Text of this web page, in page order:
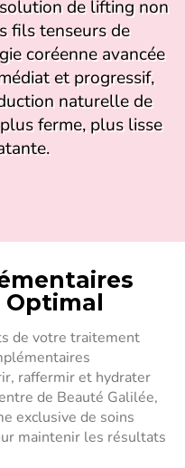
de lifting non
fils tenseurs de
coréenne avancée
et progressif,
naturelle de
ferme, plus lisse
de votre traitement
raffermir et hydrater
de Beauté Galilée,
exclusive de soins
maintenir les résultats